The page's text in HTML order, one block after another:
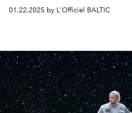
Это место, где клиенты и
услуг класса-люкс. «Более
труда увенчались
удовлетворением отмечает
Riga Айя Балтрайте.
01.22.2025 by L'Officiel BALTIC